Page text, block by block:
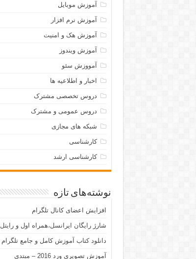
آموزش موبایل
آموزش نرم افزار
آموزش هک و امنیت
آموزش ویندوز
آمووزش سئو
اخبار و اطلاعیه ها
دروس تخصصی مشترک
دروس عمومی و مشترک
شبکه های مجازی
کارشناسی
کارشناسی ارشد
نوشته‌های تازه
افزایش اعضای کانال تلگرام
شارژ رایگان ایرانسل،همراه اول و رایتل
دانلود کتاب آموزش کامل و جامع تلگرام
آموزش تصویری ورد 2016 – مبتدی